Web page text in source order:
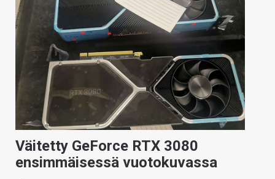
Väitetty GeForce RTX 3080
ensimmäisessä vuotokuvassa